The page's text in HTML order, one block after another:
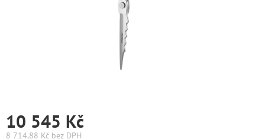
Hinshitsu
10 545 Kč
8 714,88 Kč bez DPH